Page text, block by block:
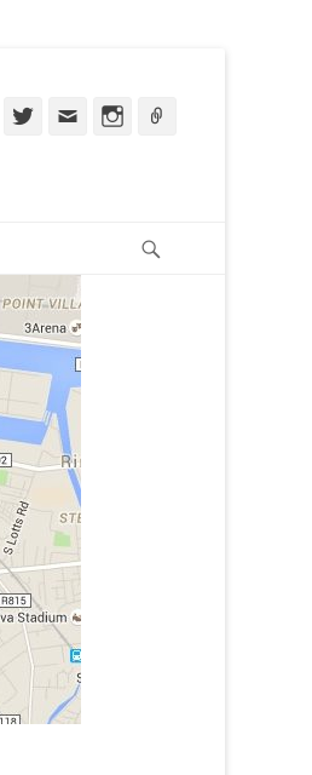
FacebookTwitterEmail Instagram